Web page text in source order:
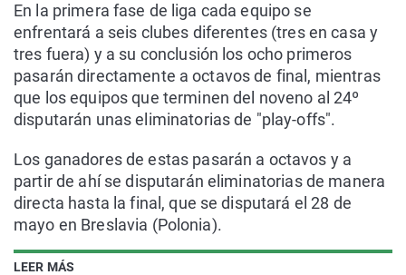
LEER MÁS
En la primera fase de liga cada equipo se
enfrentará a seis clubes diferentes (tres en casa y
tres fuera) y a su conclusión los ocho primeros
pasarán directamente a octavos de final, mientras
que los equipos que terminen del noveno al 24º
disputarán unas eliminatorias de "play-offs".
Los ganadores de estas pasarán a octavos y a
partir de ahí se disputarán eliminatorias de manera
directa hasta la final, que se disputará el 28 de
mayo en Breslavia (Polonia).